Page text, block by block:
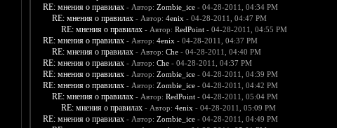
RE: мнения о правилах - Автор: Zombie_ice- 04-28-2011, 04:34 PM
RE: мнения о правилах - Автор: 4enix - 04-28-2011, 04:47 PM
RE: мнения о правилах - Автор: RedPoint- 04-28-2011, 04:55 PM
RE: мнения о правилах - Автор: 4enix - 04-28-2011, 04:37 PM
RE: мнения о правилах - Автор: Che- 04-28-2011, 04:40 PM
RE: мнения о правилах - Автор: Che- 04-28-2011, 04:37 PM
RE: мнения о правилах - Автор: Zombie_ice- 04-28-2011, 04:39 PM
RE: мнения о правилах - Автор: Zombie_ice- 04-28-2011, 04:42 PM
RE: мнения о правилах - Автор: RedPoint- 04-28-2011, 05:04 PM
RE: мнения о правилах - Автор: 4enix - 04-28-2011, 05:09 PM
RE: мнения о правилах - Автор: Zombie_ice- 04-28-2011, 04:49 PM